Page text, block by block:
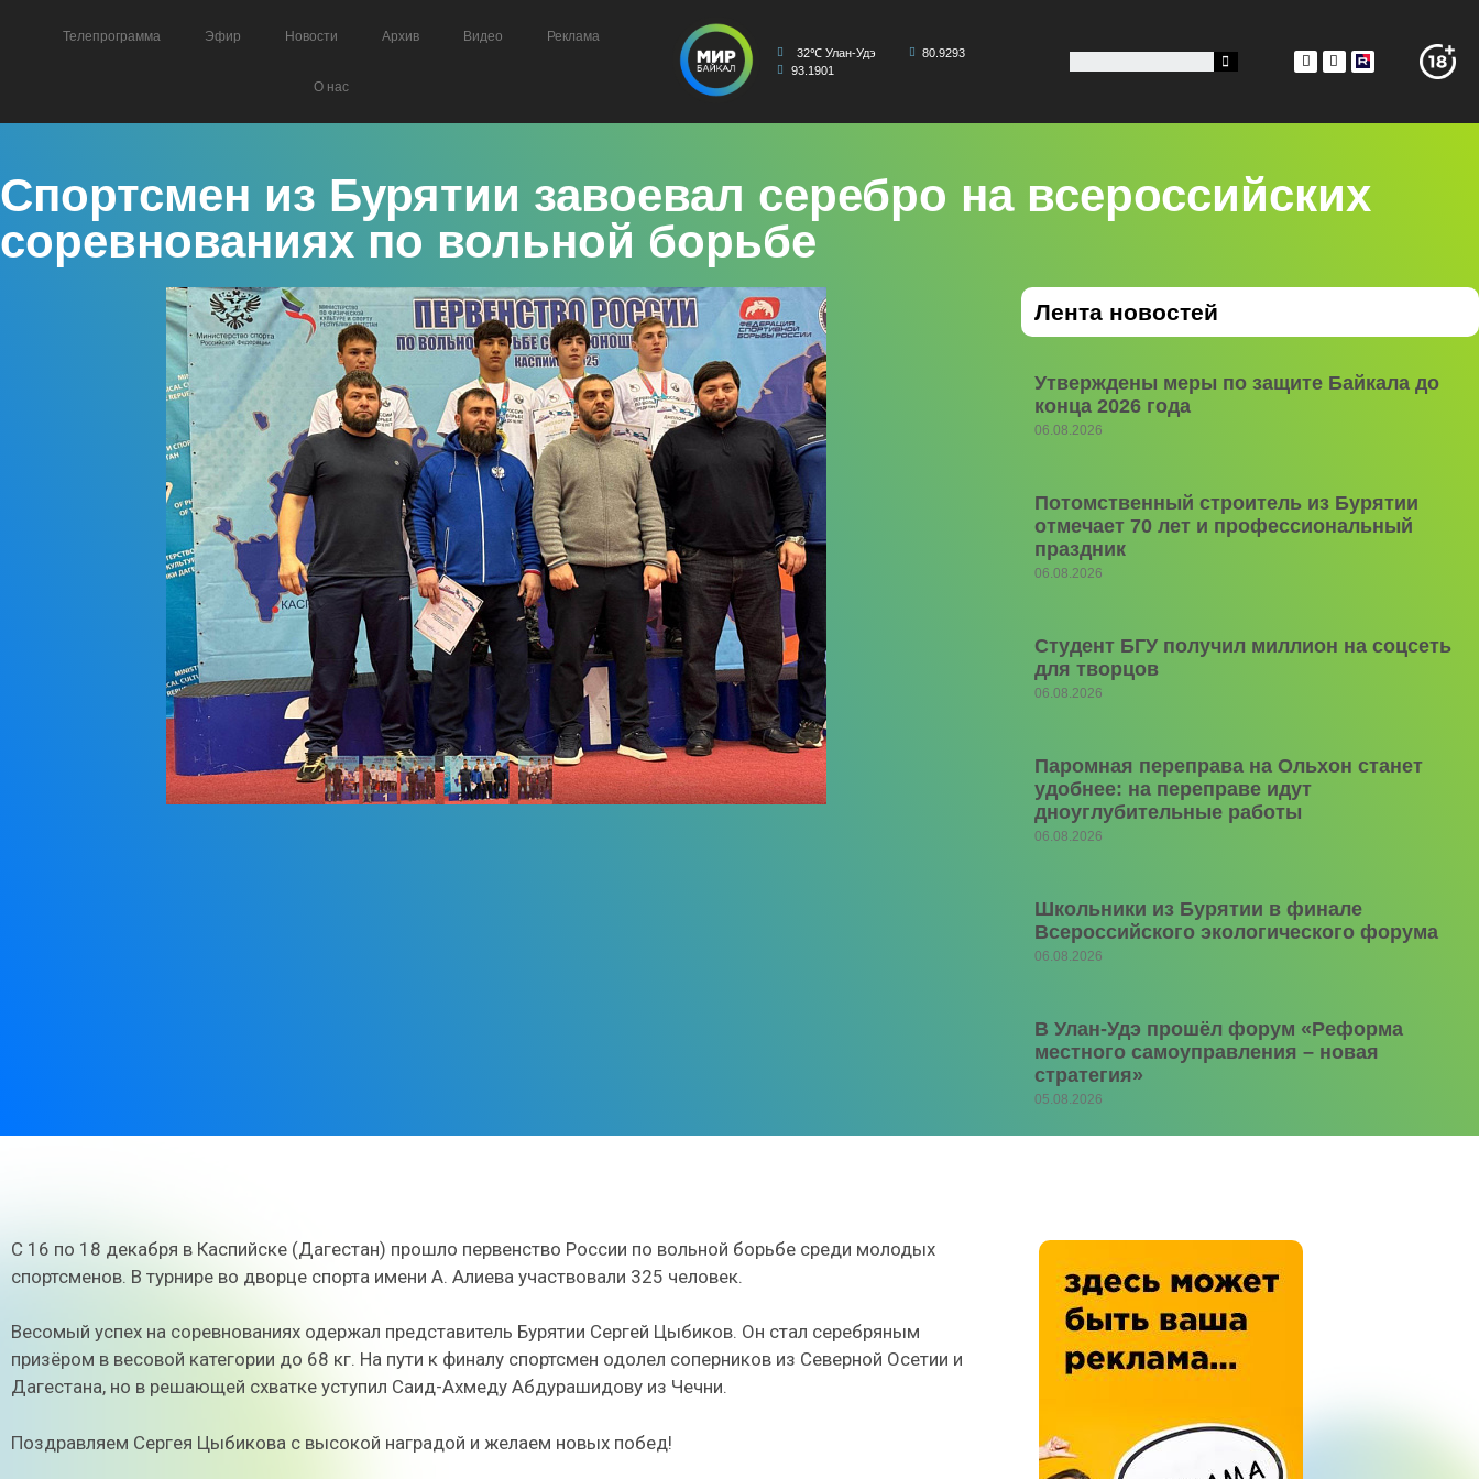
Телепрограмма Эфир Новости Архив Видео Реклама
О нас
32℃ Улан-Удэ
80.9293
93.1901
Спортсмен из Бурятии завоевал серебро на всероссийских
соревнованиях по вольной борьбе
Лента новостей
Утверждены меры по защите Байкала до
конца 2026 года
06.08.2026
Потомственный строитель из Бурятии
отмечает 70 лет и профессиональный
праздник
06.08.2026
Студент БГУ получил миллион на соцсеть
для творцов
06.08.2026
Паромная переправа на Ольхон станет
удобнее: на переправе идут
дноуглубительные работы
06.08.2026
Школьники из Бурятии в финале
Всероссийского экологического форума
06.08.2026
В Улан-Удэ прошёл форум «Реформа
местного самоуправления – новая
стратегия»
05.08.2026
С 16 по 18 декабря в Каспийске (Дагестан) прошло первенство России по вольной борьбе среди молодых
спортсменов. В турнире во дворце спорта имени А. Алиева участвовали 325 человек.
Весомый успех на соревнованиях одержал представитель Бурятии Сергей Цыбиков. Он стал серебряным
призёром в весовой категории до 68 кг. На пути к финалу спортсмен одолел соперников из Северной Осетии и
Дагестана, но в решающей схватке уступил Саид-Ахмеду Абдурашидову из Чечни.
Поздравляем Сергея Цыбикова с высокой наградой и желаем новых побед!